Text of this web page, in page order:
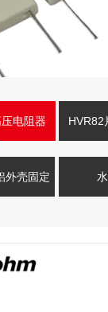
电阻器 HVR82
外壳固定